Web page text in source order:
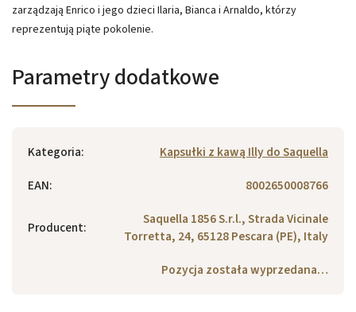
zarządzają Enrico i jego dzieci Ilaria, Bianca i Arnaldo, którzy
reprezentują piąte pokolenie.
Parametry dodatkowe
Kategoria:
Kapsułki z kawą Illy do Saquella
EAN: 8002650008766
Producent:
Saquella 1856 S.r.l., Strada Vicinale
Torretta, 24, 65128 Pescara (PE), Italy
Pozycja została wyprzedana…